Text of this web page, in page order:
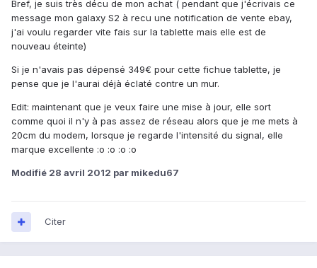
Bref, je suis très décu de mon achat ( pendant que j'écrivais ce
message mon galaxy S2 à recu une notification de vente ebay,
j'ai voulu regarder vite fais sur la tablette mais elle est de
nouveau éteinte)
Si je n'avais pas dépensé 349€ pour cette fichue tablette, je
pense que je l'aurai déjà éclaté contre un mur.
Edit: maintenant que je veux faire une mise à jour, elle sort
comme quoi il n'y à pas assez de réseau alors que je me mets à
20cm du modem, lorsque je regarde l'intensité du signal, elle
marque excellente :o :o :o :o
Modifié 28 avril 2012 par mikedu67
Citer